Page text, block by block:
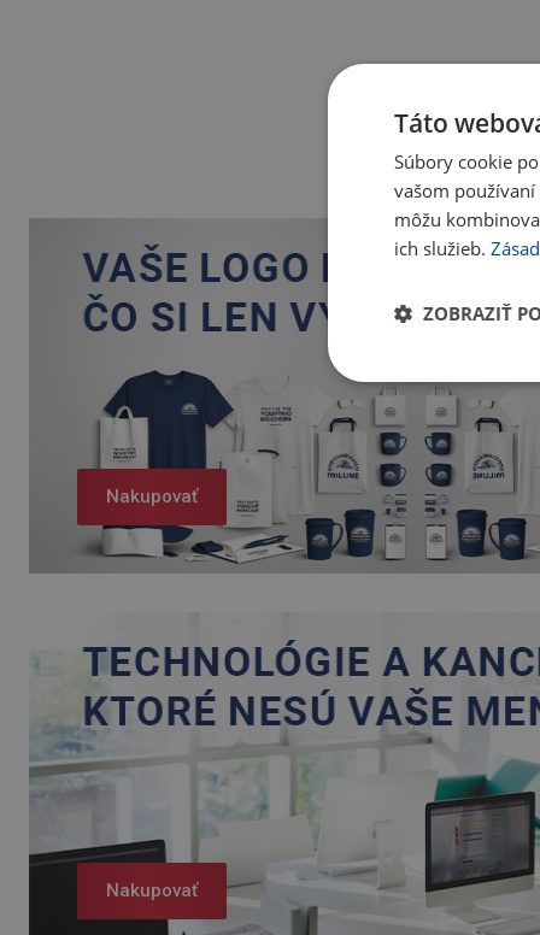
Nakupovať
Nakupovať
Táto
Súbory cookie
vašom
môžu
ich služieb.
ZOBRAZIŤ